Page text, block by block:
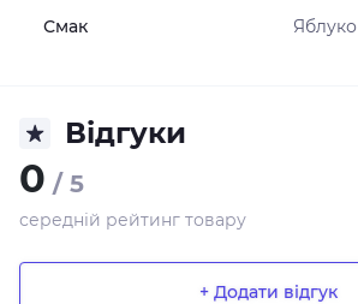
Смак Яблуко
Відгуки
0 / 5
середній рейтинг товару
+ Додати відгук